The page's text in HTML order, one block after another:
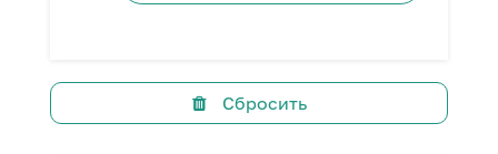
Сбросить